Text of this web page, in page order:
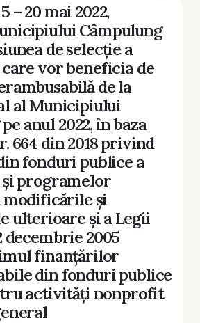
– 20 mai 2022,
Câmpulung
de selecţie a
vor beneficia de
de la
al Municipiului
anul 2022, în baza
664 din 2018 privind
fonduri publice a
programelor
modificările şi
ulterioare şi a Legii
decembrie 2005
finanţărilor
din fonduri publice
activităţi nonprofit